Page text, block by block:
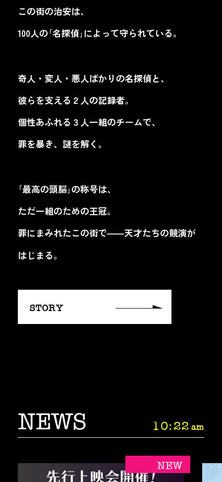
この街の治安は、
100人の｢名探偵｣によって守られている。
奇人・変人・悪人ばかりの名探偵と、
彼らを支える２人の記録者。
個性あふれる３人一組のチームで、
罪を暴き、謎を解く。
｢最高の頭脳｣の称号は、
ただ一組のための王冠。
罪にまみれたこの街で――天才たちの競演が
はじまる。
STORY
NEWS 10 22 am
NEW